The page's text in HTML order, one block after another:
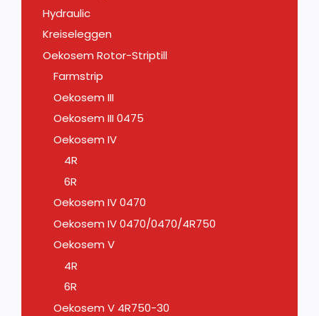
Hydraulic
Kreiseleggen
Oekosem Rotor-Striptill
Farmstrip
Oekosem III
Oekosem III 0475
Oekosem IV
4R
6R
Oekosem IV 0470
Oekosem IV 0470/0470/4R750
Oekosem V
4R
6R
Oekosem V 4R750-30